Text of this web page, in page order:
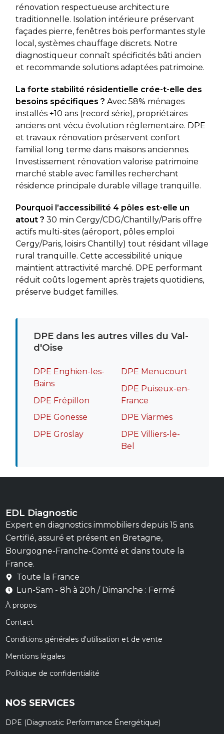
rénovation respectueuse architecture
traditionnelle. Isolation intérieure préservant
façades pierre, fenêtres bois performantes style
local, systèmes chauffage discrets. Notre
diagnostiqueur connaît spécificités bâti ancien
et recommande solutions adaptées patrimoine.
La forte stabilité résidentielle crée-t-elle des
besoins spécifiques ? Avec 58% ménages
installés +10 ans (record série), propriétaires
anciens ont vécu évolution réglementaire. DPE
et travaux rénovation préservent confort
familial long terme dans maisons anciennes.
Investissement rénovation valorise patrimoine
marché stable avec familles recherchant
résidence principale durable village tranquille.
Pourquoi l’accessibilité 4 pôles est-elle un
atout ? 30 min Cergy/CDG/Chantilly/Paris offre
actifs multi-sites (aéroport, pôles emploi
Cergy/Paris, loisirs Chantilly) tout résidant village
rural tranquille. Cette accessibilité unique
maintient attractivité marché. DPE performant
réduit coûts logement après trajets quotidiens,
préserve budget familles.
DPE dans les autres villes du Val-
d'Oise
DPE Enghien-les-
Bains
DPE Frépillon
DPE Gonesse
DPE Groslay
DPE Menucourt
DPE Puiseux-en-
France
DPE Viarmes
DPE Villiers-le-
Bel
EDL Diagnostic
Expert en diagnostics immobiliers depuis 15 ans.
Certifié, assuré et présent en Bretagne,
Bourgogne-Franche-Comté et dans toute la
France.
Toute la France
Lun-Sam - 8h à 20h / Dimanche : Fermé
À propos
Contact
Conditions générales d'utilisation et de vente
Mentions légales
Politique de confidentialité
NOS SERVICES
DPE (Diagnostic Performance Énergétique)